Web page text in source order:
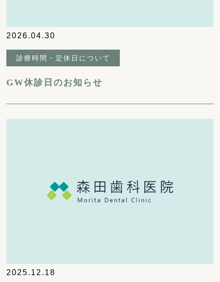
2026.04.30
診療時間・定休日について
GW休診日のお知らせ
2025.12.18